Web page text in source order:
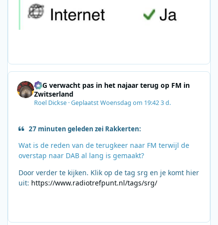
SRG verwacht pas in het najaar terug op FM in
Zwitserland
Roel Dickse ·GeplaatstWoensdag om 19:423 d.
27 minuten geleden zei Rakkerten:
Wat is de reden van de terugkeer naar FM terwijl de
overstap naar DAB al lang is gemaakt?
Door verder te kijken. Klik op de tag srg en je komt hier
uit: https://www.radiotrefpunt.nl/tags/srg/